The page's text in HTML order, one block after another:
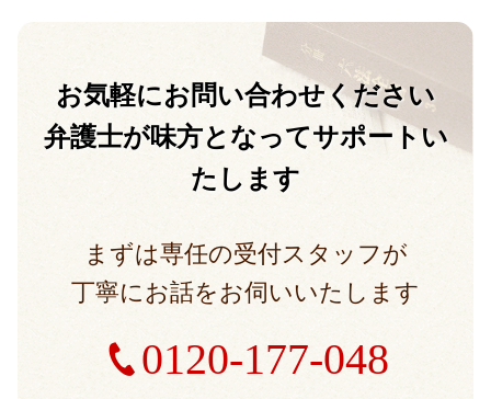
お気軽にお問い合わせください
弁護士が味方となってサポートい
たします
まずは専任の受付スタッフが
丁寧にお話をお伺いいたします
0120-177-048